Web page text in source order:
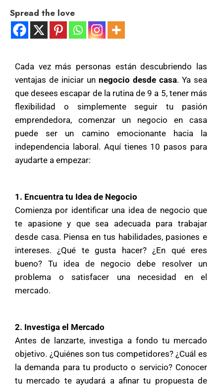
Spread the love
Cada vez más personas están descubriendo las
ventajas de iniciar un negocio desde casa. Ya sea
que desees escapar de la rutina de 9 a 5, tener más
flexibilidad o simplemente seguir tu pasión
emprendedora, comenzar un negocio en casa
puede ser un camino emocionante hacia la
independencia laboral. Aquí tienes 10 pasos para
ayudarte a empezar:
1. Encuentra tu Idea de Negocio
Comienza por identificar una idea de negocio que
te apasione y que sea adecuada para trabajar
desde casa. Piensa en tus habilidades, pasiones e
intereses. ¿Qué te gusta hacer? ¿En qué eres
bueno? Tu idea de negocio debe resolver un
problema o satisfacer una necesidad en el
mercado.
2. Investiga el Mercado
Antes de lanzarte, investiga a fondo tu mercado
objetivo. ¿Quiénes son tus competidores? ¿Cuál es
la demanda para tu producto o servicio? Conocer
tu mercado te ayudará a afinar tu propuesta de